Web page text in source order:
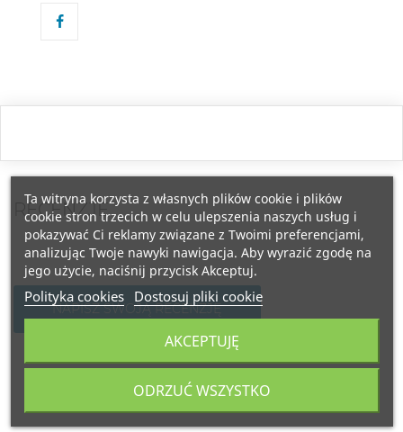
RECENZJE
NAPISZ SWOJĄ RECENZJĘ
Ta witryna korzysta z własnych plików cookie i plików
cookie stron trzecich w celu ulepszenia naszych usług i
pokazywać Ci reklamy związane z Twoimi preferencjami,
analizując Twoje nawyki nawigacja. Aby wyrazić zgodę na
jego użycie, naciśnij przycisk Akceptuj.
Polityka cookies Dostosuj pliki cookie
ODRZUĆ WSZYSTKO
AKCEPTUJĘ